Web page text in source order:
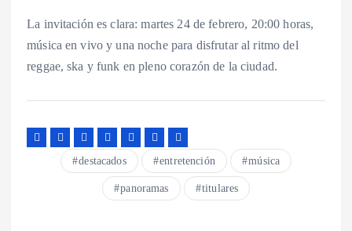
La invitación es clara: martes 24 de febrero, 20:00 horas,
música en vivo y una noche para disfrutar al ritmo del
reggae, ska y funk en pleno corazón de la ciudad.
destacados entretención música
panoramas titulares